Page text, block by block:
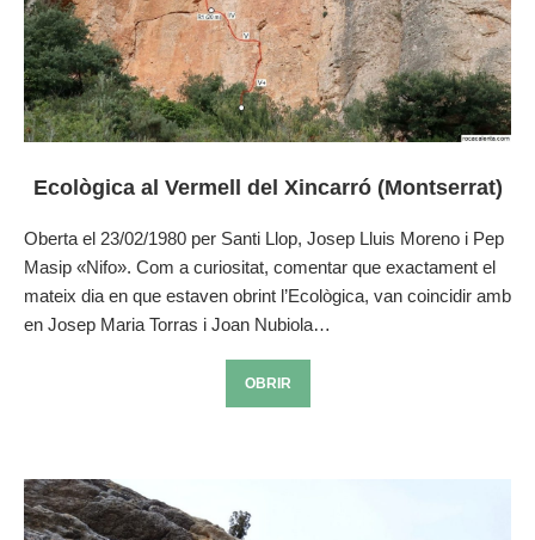
Ecològica al Vermell del Xincarró (Montserrat)
Oberta el 23/02/1980 per Santi Llop, Josep Lluis Moreno i Pep
Masip «Nifo». Com a curiositat, comentar que exactament el
mateix dia en que estaven obrint l’Ecològica, van coincidir amb
en Josep Maria Torras i Joan Nubiola…
OBRIR